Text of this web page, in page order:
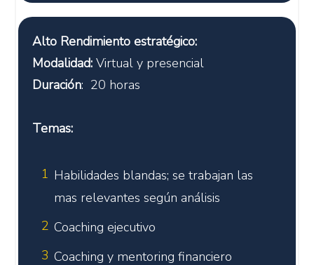
Alto Rendimiento estratégico:
Modalidad: Virtual y presencial
Duración: 20 horas
Temas:
1 Habilidades blandas; se trabajan las
mas relevantes según análisis
2 Coaching ejecutivo
3 Coaching y mentoring financiero